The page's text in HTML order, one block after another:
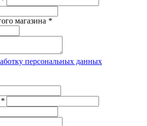
магазина *
персональных данных
*